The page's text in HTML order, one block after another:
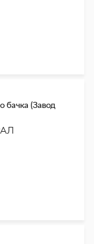
бачка (Завод